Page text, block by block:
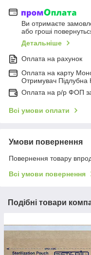
Ви отримаєте
або гроші
Детальніше
Оплата на рахунок
Оплата на карту
Отримувач Підлубна
Оплата на р/р ФОП за
Всі умови оплати
Умови повернення
Повернення товару
Всі умови повернення
Подібні товари